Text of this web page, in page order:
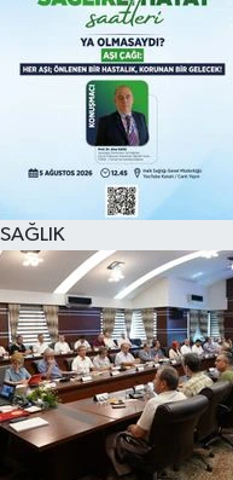
SAĞLIK
YAŞAM